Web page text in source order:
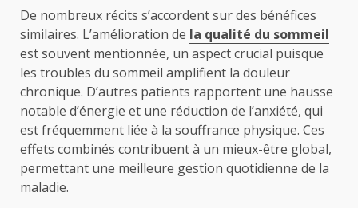
De nombreux récits s’accordent sur des bénéfices
similaires. L’amélioration de la qualité du sommeil
est souvent mentionnée, un aspect crucial puisque
les troubles du sommeil amplifient la douleur
chronique. D’autres patients rapportent une hausse
notable d’énergie et une réduction de l’anxiété, qui
est fréquemment liée à la souffrance physique. Ces
effets combinés contribuent à un mieux-être global,
permettant une meilleure gestion quotidienne de la
maladie.